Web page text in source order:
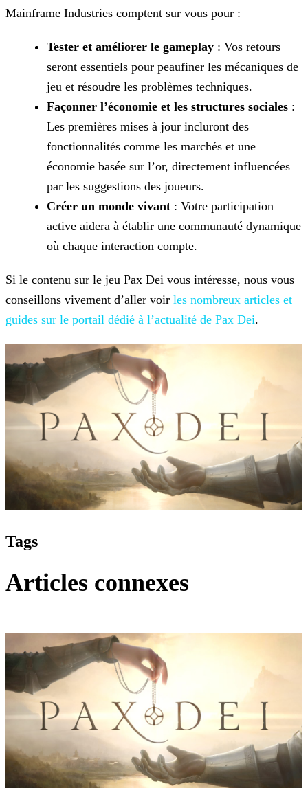
Mainframe Industries comptent sur vous pour :
Tester et améliorer le gameplay : Vos retours
seront essentiels pour peaufiner les mécaniques de
jeu et résoudre les problèmes techniques.
Façonner l’économie et les structures sociales :
Les premières mises à jour incluront des
fonctionnalités comme les marchés et une
économie basée sur l’or, directement influencées
par les suggestions des joueurs.
Créer un monde vivant : Votre participation
active aidera à établir une communauté dynamique
où chaque interaction compte.
Si le contenu sur le jeu Pax Dei vous intéresse, nous vous
conseillons vivement d’aller voir les nombreux articles et
guides sur le portail dédié à l’actualité de Pax Dei.
Tags
Articles connexes